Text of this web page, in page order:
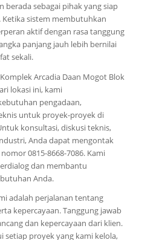
sebagai pihak yang siap
sistem membutuhkan
aktif dengan rasa tanggung
panjang jauh lebih bernilai
sekali.
Arcadia Daan Mogot Blok
lokasi ini, kami
pengadaan,
untuk proyek-proyek di
konsultasi, diskusi teknis,
Anda dapat mengontak
0815-8668-7086. Kami
dan membantu
Anda.
adalah perjalanan tentang
kepercayaan. Tanggung jawab
dan kepercayaan dari klien.
setiap proyek yang kami kelola,